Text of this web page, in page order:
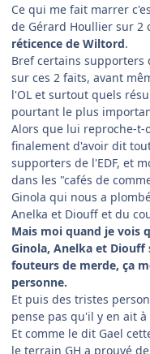
Ce qui me fait marrer
de Gérard Houllier sur 2
réticence de Wiltord.
Bref certains supporters
sur ces 2 faits, avant
l'OL et surtout quels
pourtant le plus
Alors que lui reproche-t-
finalement d'avoir dit
supporters de l'EDF, et
dans les "cafés de
Ginola qui nous a
Anelka et Diouff et du
Mais moi quand je vois
Ginola, Anelka et Diouff
fouteurs de merde, ça
personne.
Et puis des tristes
pense pas qu'il y en ait à
Et comme le dit Gael
le terrain GH a prouvé